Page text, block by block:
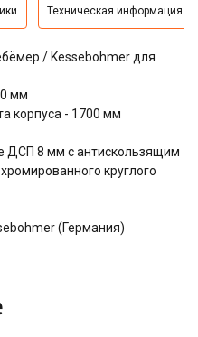
Техническая информация
/ Kessebohmer для
мм
корпуса - 1700 мм
ДСП 8 мм с антискользящим
круглого
(Германия)